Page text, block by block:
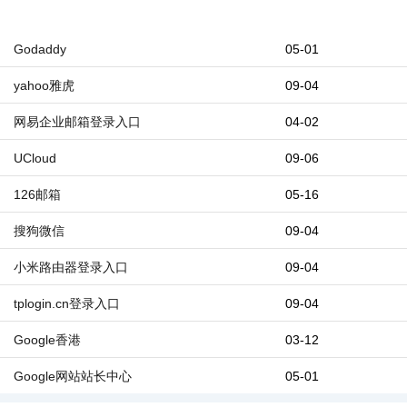
05-01
Godaddy
09-04
yahoo雅虎
04-02
网易企业邮箱登录入口
09-06
UCloud
05-16
126邮箱
09-04
搜狗微信
09-04
小米路由器登录入口
09-04
tplogin.cn登录入口
03-12
Google香港
05-01
Google网站站长中心